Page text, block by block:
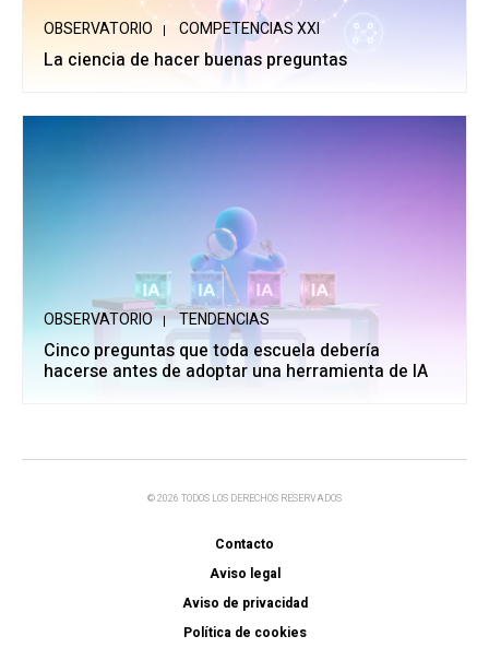
OBSERVATORIO COMPETENCIAS XXI
La ciencia de hacer buenas preguntas
OBSERVATORIO TENDENCIAS
Cinco preguntas que toda escuela debería
hacerse antes de adoptar una herramienta de IA
© 2026 TODOS LOS DERECHOS RESERVADOS
Contacto
Aviso legal
Aviso de privacidad
Política de cookies